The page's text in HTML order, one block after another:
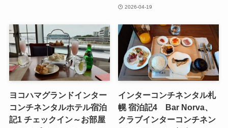
2026-04-19
ヨコハマグランドインター
コンチネンタルホテル宿泊
記1 チェックイン～お部屋
インターコンチネンタル札
幌 宿泊記4 Bar Norva、
クラブインターコンチネン